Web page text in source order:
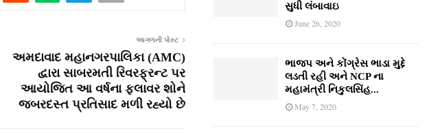
આગળની પોસ્ટ
અમદાવાદ મહાનગરપાલિકા (AMC)
દ્વારા સાબરમતી રિવરફ્રન્ટ પર
આયોજિત આ વર્ષના ફ્લાવર શોને
જબરદસ્ત પ્રતિસાદ મળી રહ્યો છે
સુધી લંબાવાઇ
June 26, 2020
ભાજપ અને કોંગ્રેસ ભાડા મુદ્દે
લડતી રહી અને NCP ના
મહામંત્રી નિકુલસિંહ...
May 7, 2020